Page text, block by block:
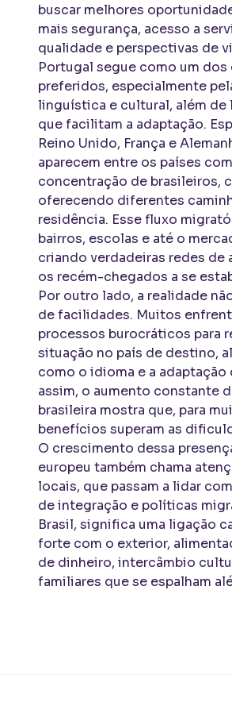
buscar melhores
mais segurança, acesso a
qualidade e perspectivas de
Portugal segue como um
preferidos, especialmente
linguística e cultural, além
que facilitam a adaptação.
Reino Unido, França e
aparecem entre os países
concentração de brasileiros,
oferecendo diferentes
residência. Esse fluxo
bairros, escolas e até o
criando verdadeiras redes de
os recém-chegados a se
Por outro lado, a realidade
de facilidades. Muitos
processos burocráticos para
situação no país de destino,
como o idioma e a adaptação
assim, o aumento constante
brasileira mostra que, para
benefícios superam as
O crescimento dessa
europeu também chama
locais, que passam a lidar
de integração e políticas
Brasil, significa uma ligação
forte com o exterior,
de dinheiro, intercâmbio
familiares que se espalham